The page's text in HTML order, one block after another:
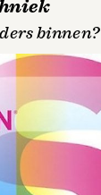
binnen?